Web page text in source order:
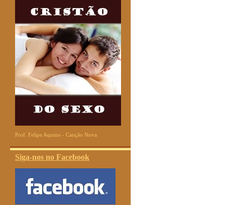
Prof. Felipe Aquino - Canção Nova
Siga-nos no Facebook